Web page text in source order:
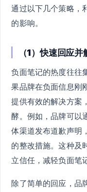
通过以下几个策略，
的影响。
（1）快速回应
负面笔记的热度往往
果品牌在负面信息刚
提供有效的解决方案
酵。例如，品牌可以
体渠道发布道歉声明
的整改措施。这种及
立信任，减轻负面笔
除了简单的回应，品